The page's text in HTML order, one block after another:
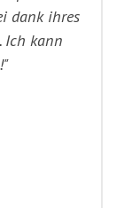
dank ihres
Ich kann